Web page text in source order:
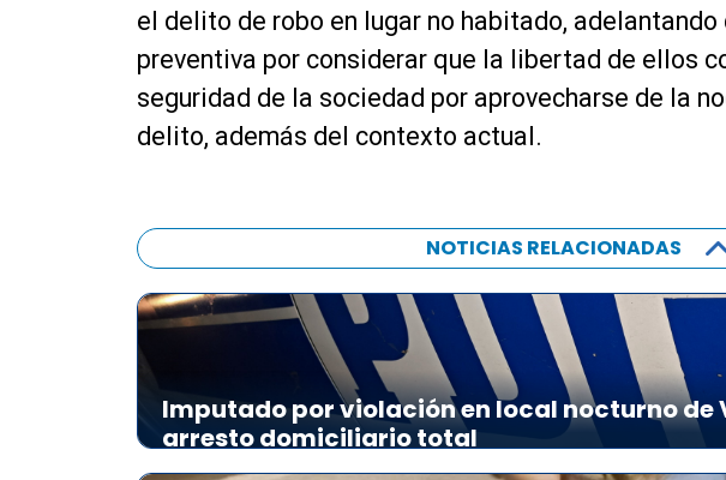
d
u
c
o
e
a
u
d
i
el delito de robo en lugar no habitado,
preventiva por considerar que la libertad de ellos
seguridad de la sociedad por aprovecharse de la
delito, además del contexto actual.
NOTICIAS RELACIONADAS
Imputado por violación en local nocturno de
arresto domiciliario total